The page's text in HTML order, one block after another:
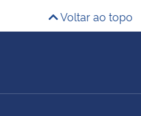
Voltar ao topo